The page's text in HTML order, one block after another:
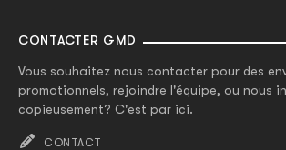
CONTACTER GMD
Vous souhaitez nous contacter pour des
promotionnels, rejoindre l'équipe, ou nous
copieusement? C'est par ici.
CONTACT